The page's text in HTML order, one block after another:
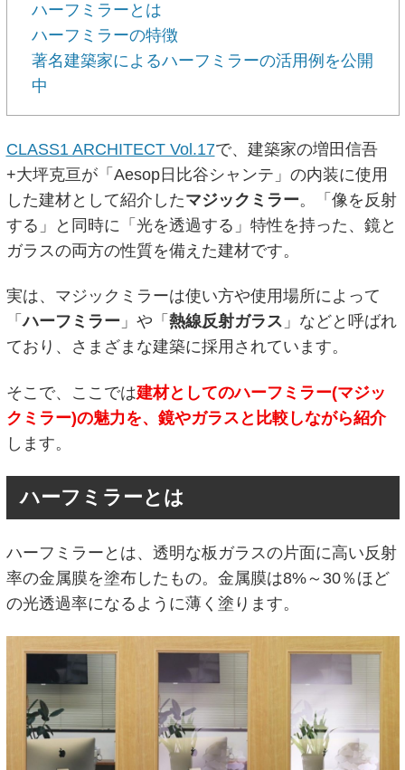
ハーフミラーとは
ハーフミラーの特徴
著名建築家によるハーフミラーの活用例を公開
中
CLASS1 ARCHITECT Vol.17で、建築家の増田信吾
+大坪克亘が「Aesop日比谷シャンテ」の内装に使用
した建材として紹介したマジックミラー。「像を反射
する」と同時に「光を透過する」特性を持った、鏡と
ガラスの両方の性質を備えた建材です。
実は、マジックミラーは使い方や使用場所によって
「ハーフミラー」や「 熱線反射ガラス 」などと呼ばれ
ており、さまざまな建築に採用されています。
そこで、ここでは建材としてのハーフミラー(マジッ
クミラー)の魅力を、鏡やガラスと比較しながら紹介
します。
ハーフミラーとは
ハーフミラーとは、透明な板ガラスの片面に高い反射
率の金属膜を塗布したもの。金属膜は8%～30％ほど
の光透過率になるように薄く塗ります。